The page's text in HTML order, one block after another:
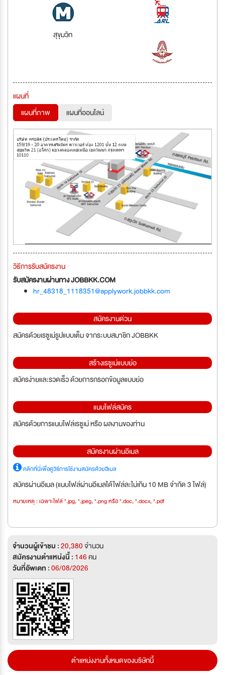
สุขุมวิท
แผนที่
แผนที่ภาพ
แผนที่ออนไลน์
วิธีการรับสมัครงาน
รับสมัครงานผ่านทาง JOBBKK.COM
hr_48318_1118351@applywork.jobbkk.com
สมัครงานด่วน
สมัครด้วยเรซูเม่รูปแบบเต็ม จากระบบสมาชิก JOBBKK
สร้างเรซูเม่แบบย่อ
สมัครง่ายและรวดเร็ว ด้วยการกรอกข้อมูลแบบย่อ
แนบไฟล์สมัคร
สมัครด้วยการแนบไฟล์เรซูเม่ หรือ ผลงานของท่าน
สมัครงานผ่านอีเมล
คลิกที่นี่เพื่อดูวิธีการใช้งานสมัครด้วยอีเมล
สมัครผ่านอีเมล (แนบไฟล์ผ่านอีเมลได้ไฟล์ละไม่เกิน 10 MB จำกัด 3 ไฟล์)
หมายเหตุ : เฉพาะไฟล์ *.jpg, *.jpeg, *.png หรือ *.doc, *.docx, *.pdf
จำนวนผู้เข้าชม :20,380จำนวน
สมัครงานตำแหน่งนี้ : 146คน
วันที่อัพเดท :06/08/2026
ตำแหน่งงานทั้งหมดของบริษัทนี้